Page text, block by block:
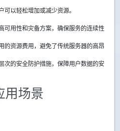
可以轻松增加或减少资源。
可用性和灾备方案，确保服务的连续性。
的资源费用，避免了传统服务器的高昂初始
次的安全防护措施，保障用户数据的安全。
用场景